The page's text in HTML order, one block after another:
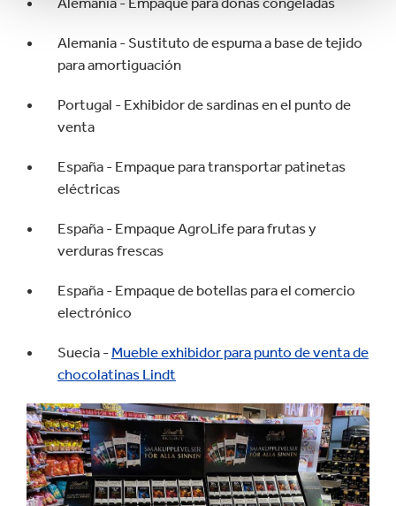
Alemania - Sustituto de espuma a base de tejido
para amortiguación
Portugal - Exhibidor de sardinas en el punto de
venta
España - Empaque para transportar patinetas
eléctricas
España - Empaque AgroLife para frutas y
verduras frescas
España - Empaque de botellas para el comercio
electrónico
Suecia - Mueble exhibidor para punto de venta de
chocolatinas Lindt